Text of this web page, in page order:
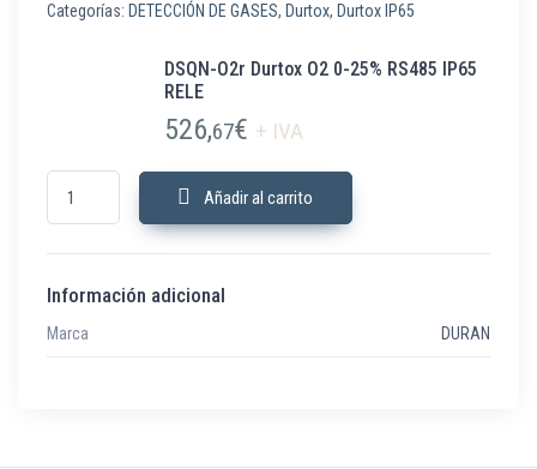
Categorías: DETECCIÓN DE GASES, Durtox, Durtox IP65
DSQN-O2r Durtox O2 0-25% RS485 IP65
RELE
526,67€ + IVA
DSQN-O2r Durtox O2 0-25% RS485 IP65 RELE cantidad
Añadir al carrito
Información adicional
Marca DURAN